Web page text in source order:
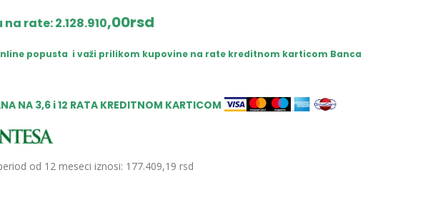
rate: 2.128.910,00rsd
popusta i važi prilikom kupovine na rate kreditnom karticom Banca
NA 3,6 i 12 RATA KREDITNOM KARTICOM
od 12 meseci iznosi: 177.409,19 rsd